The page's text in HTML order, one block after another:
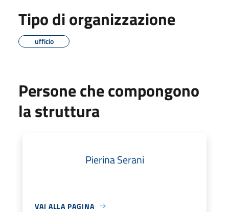
Tipo di organizzazione
ufficio
Persone che compongono
la struttura
Pierina Serani
VAI ALLA PAGINA